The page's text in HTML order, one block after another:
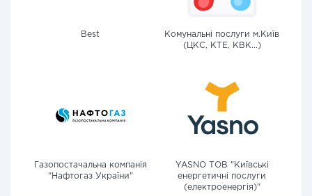
Best
Комунальні послуги м.Київ
(ЦКС, КТЕ, КВК...)
Газопостачальна компанія
"Нафтогаз України"
YASNO ТОВ "Київські
енергетичні послуги
(електроенергія)"